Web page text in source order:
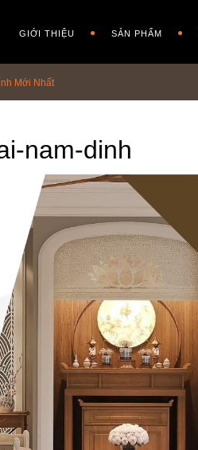
GIỚI THIỆU SẢN PHẨM
Mới Nhất
nam-dinh